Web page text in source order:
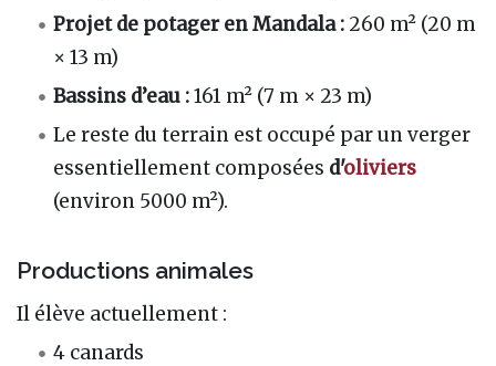
Projet de potager en Mandala : 260 m² (20 m
× 13 m)
Bassins d’eau :161 m² (7 m × 23 m)
Le reste du terrain est occupé par un verger
essentiellement composées d'oliviers
(environ 5000 m²).
Productions animales
Il élève actuellement :
4 canards